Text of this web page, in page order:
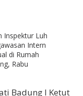
Inspektur Luh
Intern
di Rumah
Rabu
Badung I Ketut